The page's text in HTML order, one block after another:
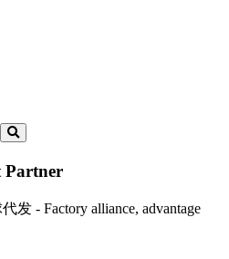
Partner
- Factory alliance, advantage